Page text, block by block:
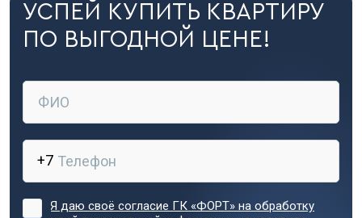
УСПЕЙ КУПИТЬ КВАРТИРУ
ПО ВЫГОДНОЙ ЦЕНЕ!